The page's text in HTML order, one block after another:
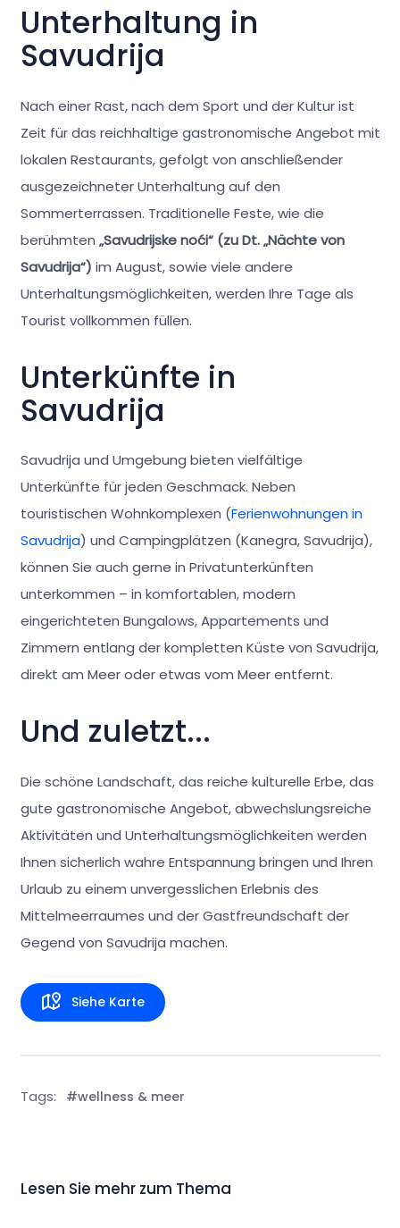
Unterhaltung in
Savudrija
Nach einer Rast, nach dem Sport und der Kultur ist
Zeit für das reichhaltige gastronomische Angebot mit
lokalen Restaurants, gefolgt von anschließender
ausgezeichneter Unterhaltung auf den
Sommerterrassen. Traditionelle Feste, wie die
berühmten „Savudrijske noći“ (zu Dt. „Nächte von
Savudrija“) im August, sowie viele andere
Unterhaltungsmöglichkeiten, werden Ihre Tage als
Tourist vollkommen füllen.
Unterkünfte in
Savudrija
Savudrija und Umgebung bieten vielfältige
Unterkünfte für jeden Geschmack. Neben
touristischen Wohnkomplexen (Ferienwohnungen in
Savudrija) und Campingplätzen (Kanegra, Savudrija),
können Sie auch gerne in Privatunterkünften
unterkommen – in komfortablen, modern
eingerichteten Bungalows, Appartements und
Zimmern entlang der kompletten Küste von Savudrija,
direkt am Meer oder etwas vom Meer entfernt.
Und zuletzt...
Die schöne Landschaft, das reiche kulturelle Erbe, das
gute gastronomische Angebot, abwechslungsreiche
Aktivitäten und Unterhaltungsmöglichkeiten werden
Ihnen sicherlich wahre Entspannung bringen und Ihren
Urlaub zu einem unvergesslichen Erlebnis des
Mittelmeerraumes und der Gastfreundschaft der
Gegend von Savudrija machen.
Siehe Karte
Tags: #wellness & meer
Lesen Sie mehr zum Thema